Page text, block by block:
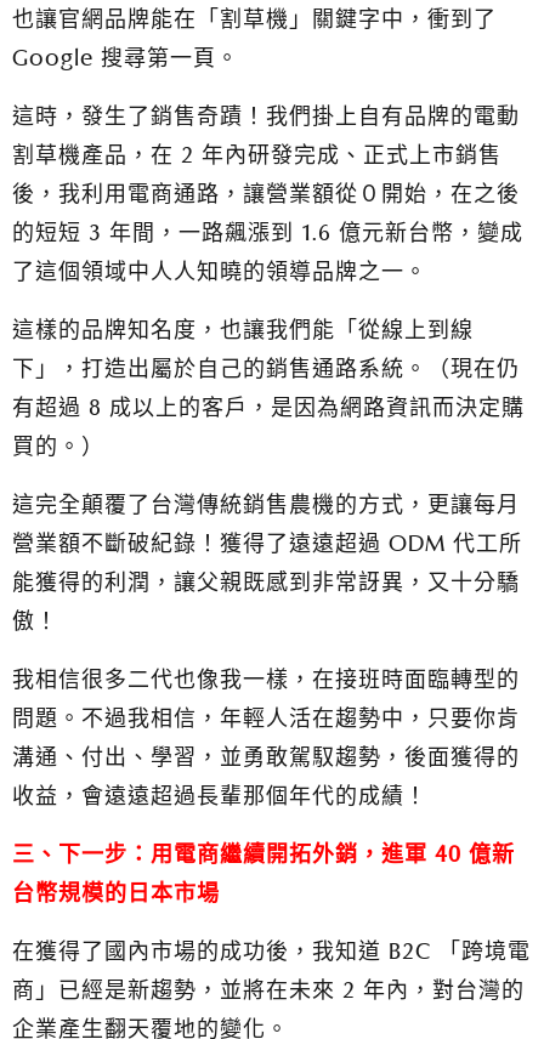
也讓官網品牌能在「割草機」關鍵字中，衝到了
Google 搜尋第一頁。
這時，發生了銷售奇蹟！ 我們掛上自有品牌的電動
割草機產品，在 2 年內研發完成、正式上市銷售
後，我利用電商通路，讓營業額從０開始， 在之後
的短短 3 年間，一路飆漲到 1.6 億元新台幣，變成
了這個領域中人人知曉的領導品牌之一。
這樣的品牌知名度，也讓我們能「從線上到線
下」，打造出屬於自己的銷售通路系統。（現在仍
有超過 8 成以上的客戶，是因為網路資訊而決定購
買的。）
這完全顛覆了台灣傳統銷售農機的方式，更讓每月
營業額不斷破紀錄！獲得了遠遠超過 ODM 代工所
能獲得的利潤，讓父親既感到非常訝異，又十分驕
傲！
我相信很多二代也像我一樣，在接班時面臨轉型的
問題。不過我相信，年輕人活在趨勢中，只要你肯
溝通、付出、學習，並勇敢駕馭趨勢，後面獲得的
收益，會遠遠超過長輩那個年代的成績！
三、下一步：用電商繼續開拓外銷，進軍 40 億新
台幣規模的日本市場
在獲得了國內市場的成功後，我知道 B2C 「跨境電
商」已經是新趨勢，並將在未來 2 年內，對台灣的
企業產生翻天覆地的變化。